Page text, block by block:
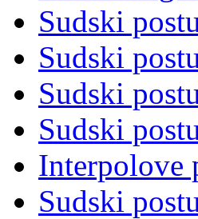
Sudski
Sudski
Sudski
Sudski
Interpolove
Sudski